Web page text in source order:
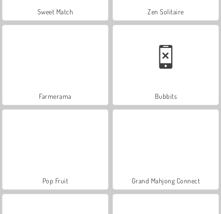
Sweet Match Zen Solitaire
Farmerama Bubbits
Pop Fruit Grand Mahjong Connect